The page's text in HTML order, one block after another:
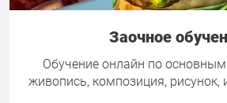
Заочное
Обучение онлайн по
живопись, композиция, рисунок,